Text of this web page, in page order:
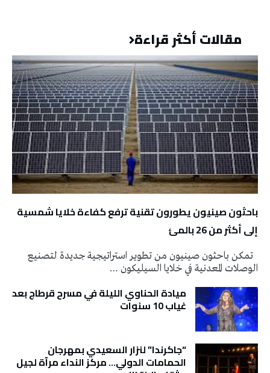
مقالات أكثر قراءة
باحثون صينيون يطورون تقنية ترفع كفاءة خلايا شمسية
إلى أكثر من 26 بالمئ
تمكن باحثون صينيون من تطوير استراتيجية جديدة لتصنيع
الوصلات المعدنية في خلايا السيليكون …
ميادة الحناوي الليلة في مسرح قرطاج بعد
غياب 10 سنوات
“جاكرندا” لنزار السعيدي بمهرجان
الحمامات الدولي… مركز النداء مرآة لجيل